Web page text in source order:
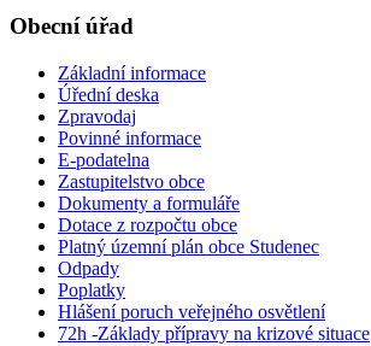
Obecní úřad
Základní informace
Úřední deska
Zpravodaj
Povinné informace
E-podatelna
Zastupitelstvo obce
Dokumenty a formuláře
Dotace z rozpočtu obce
Platný územní plán obce Studenec
Odpady
Poplatky
Hlášení poruch veřejného osvětlení
72h -Základy přípravy na krizové situace